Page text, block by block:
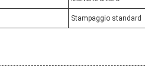
Stampaggio standard